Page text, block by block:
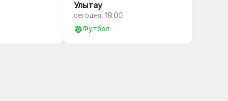
Улытау
сегодня, 18:00
Футбол